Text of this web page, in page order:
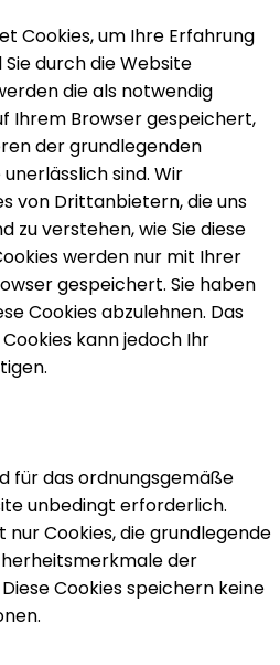
Cookies, um Ihre Erfahrung
durch die Website
die als notwendig
Ihrem Browser gespeichert,
der grundlegenden
sind. Wir
von Drittanbietern, die uns
zu verstehen, wie Sie diese
werden nur mit Ihrer
gespeichert. Sie haben
Cookies abzulehnen. Das
kann jedoch Ihr
für das ordnungsgemäße
unbedingt erforderlich.
nur Cookies, die grundlegende
der
Cookies speichern keine